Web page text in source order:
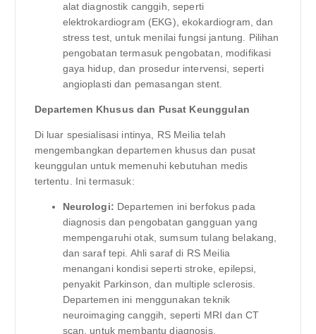
alat diagnostik canggih, seperti
elektrokardiogram (EKG), ekokardiogram, dan
stress test, untuk menilai fungsi jantung. Pilihan
pengobatan termasuk pengobatan, modifikasi
gaya hidup, dan prosedur intervensi, seperti
angioplasti dan pemasangan stent.
Departemen Khusus dan Pusat Keunggulan
Di luar spesialisasi intinya, RS Meilia telah
mengembangkan departemen khusus dan pusat
keunggulan untuk memenuhi kebutuhan medis
tertentu. Ini termasuk:
Neurologi: Departemen ini berfokus pada
diagnosis dan pengobatan gangguan yang
mempengaruhi otak, sumsum tulang belakang,
dan saraf tepi. Ahli saraf di RS Meilia
menangani kondisi seperti stroke, epilepsi,
penyakit Parkinson, dan multiple sclerosis.
Departemen ini menggunakan teknik
neuroimaging canggih, seperti MRI dan CT
scan, untuk membantu diagnosis.